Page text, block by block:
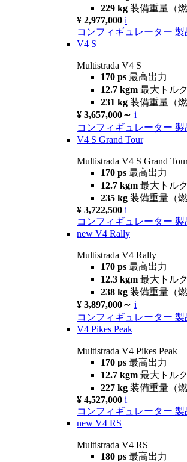
229 kg 装備重量（
¥ 2,977,000 i
コンフィギュレーター 製
V4 S
Multistrada V4 S
170 ps 最高出力
12.7 kgm 最大トルク
231 kg 装備重量（
¥ 3,657,000～ i
コンフィギュレーター 製
V4 S Grand Tour
Multistrada V4 S Grand
170 ps 最高出力
12.7 kgm 最大トルク
235 kg 装備重量（
¥ 3,722,500 i
コンフィギュレーター 製
new V4 Rally
Multistrada V4 Rally
170 ps 最高出力
12.3 kgm 最大トルク
238 kg 装備重量（
¥ 3,897,000～ i
コンフィギュレーター 製
V4 Pikes Peak
Multistrada V4 Pikes Peak
170 ps 最高出力
12.7 kgm 最大トルク
227 kg 装備重量（
¥ 4,527,000 i
コンフィギュレーター 製
new V4 RS
Multistrada V4 RS
180 ps 最高出力